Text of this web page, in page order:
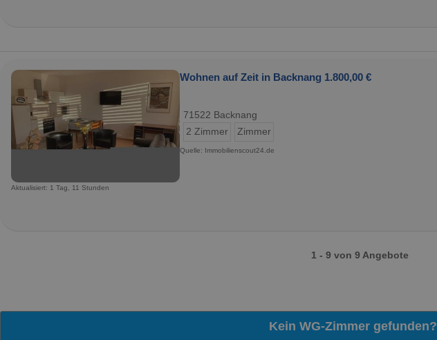
Wohnen auf Zeit in Backnang 1.800,00 €
71522 Backnang
2 Zimmer
Zimmer
Quelle: Immobilienscout24.de
Aktualisiert: 1 Tag, 11 Stunden
1 - 9 von 9 Angebote
Kein WG-Zimmer gefunden?